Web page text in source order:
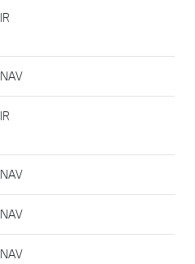
IR
NAV
IR
NAV
NAV
NAV